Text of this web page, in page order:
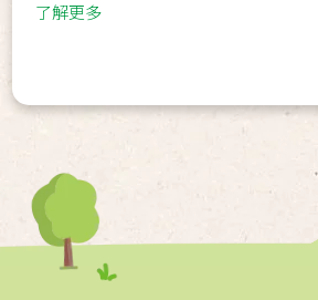
了解更多